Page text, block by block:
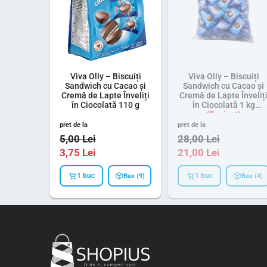
Viva Olly – Biscuiți
Sandwich cu Cacao și
Cremă de Lapte Înveliți
în Ciocolată 110 g
pret de la
5,00Lei
3,75 Lei
1 buc Bax (9)
Viva Olly – Biscuiți
Sandwich cu Cacao și
Cremă de Lapte Înveliți
în Ciocolată 1 kg
pret de la
28,00Lei
21,00 Lei
1 buc Bax (4)